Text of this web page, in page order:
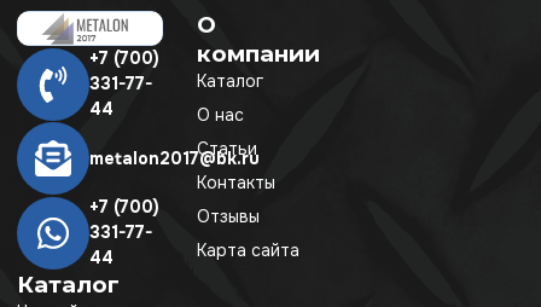
+7 (700)
331-77-
44
metalon2017@bk.ru
+7 (700)
331-77-
44
Каталог
О
компании
Каталог
О нас
Статьи
Контакты
Отзывы
Карта сайта